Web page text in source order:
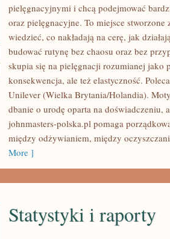
ORIFLAME
(SZWECJA)
pielęgnacyjnymi i chcą podejmować
oraz pielęgnacyjne. To miejsce
wiedzieć, co nakładają na cerę, jak
budować rutynę bez chaosu oraz bez
skupia się na pielęgnacji rozumianej jako
konsekwencja, ale też elastyczność.
Unilever (Wielka Brytania/Holandia).
dbanie o urodę oparta na doświadczeniu,
johnmasters-polska.pl pomaga
między odżywianiem, między
More ]
Statystyki i raporty